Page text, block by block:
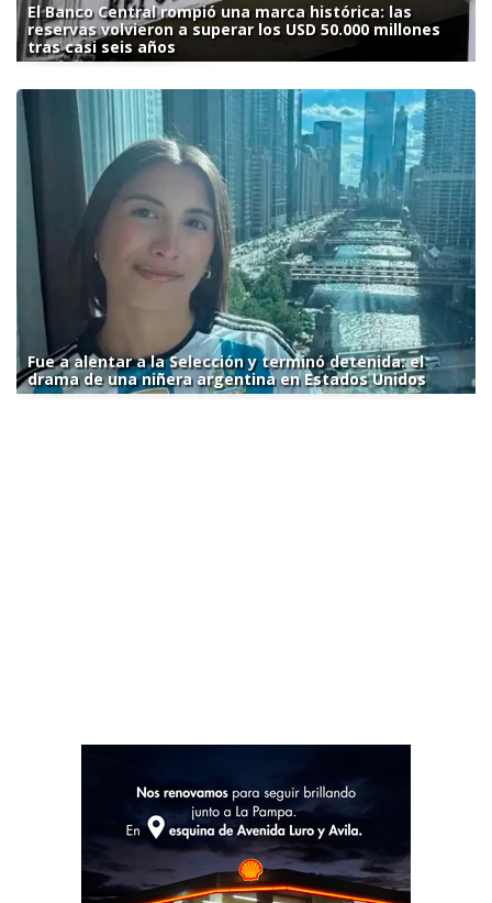
El Banco Central rompió una marca histórica: las
reservas volvieron a superar los USD 50.000 millones
tras casi seis años
Fue a alentar a la Selección y terminó detenida: el
drama de una niñera argentina en Estados Unidos